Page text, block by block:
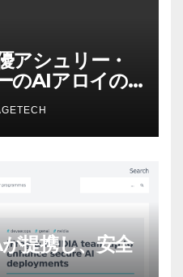
アシュリー・
のAIアロイの
ームパフォー
式に不安を
IGN
提携し、安全